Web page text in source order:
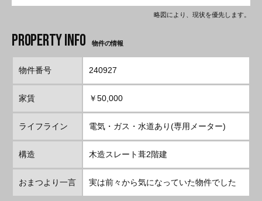
略図により、現状を優先します。
物件の情報
物件番号 240927
家賃 ￥50,000
ライフライン 電気・ガス・水道あり(専用メーター)
構造 木造スレート葺2階建
おまつより一言 実は前々から気になっていた物件でした